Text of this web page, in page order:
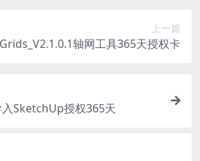
上一篇
轴网工具365天授权卡
入SketchUp授权365天